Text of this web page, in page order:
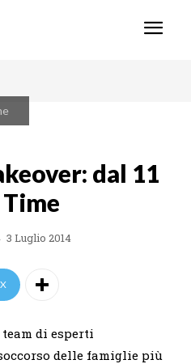
dal 11
3 Luglio 2014
X
di esperti
delle famiglie più